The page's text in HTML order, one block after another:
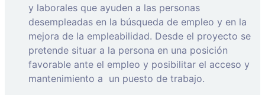
y laborales que ayuden a las personas
desempleadas en la búsqueda de empleo y en la
mejora de la empleabilidad. Desde el proyecto se
pretende situar a la persona en una posición
favorable ante el empleo y posibilitar el acceso y
mantenimiento a un puesto de trabajo.